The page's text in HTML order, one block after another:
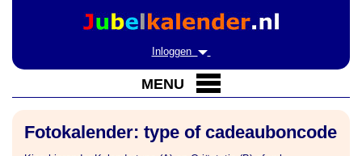
Inloggen
MENU
Fotokalender: type of cadeauboncode